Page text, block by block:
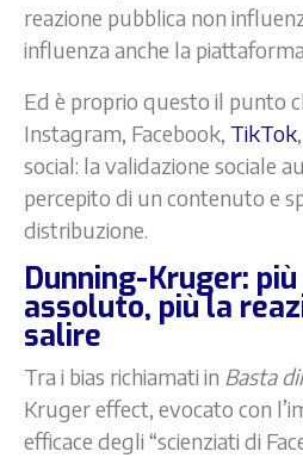
reazione pubblica non
influenza anche la
Ed è proprio questo il punto
Instagram, Facebook, TikTok
social: la validazione sociale
percepito di un contenuto e
distribuzione.
Dunning-Kruger:
assoluto, più la
salire
Tra i bias richiamati in Basta
Kruger effect, evocato con
efficace degli “scienziati di